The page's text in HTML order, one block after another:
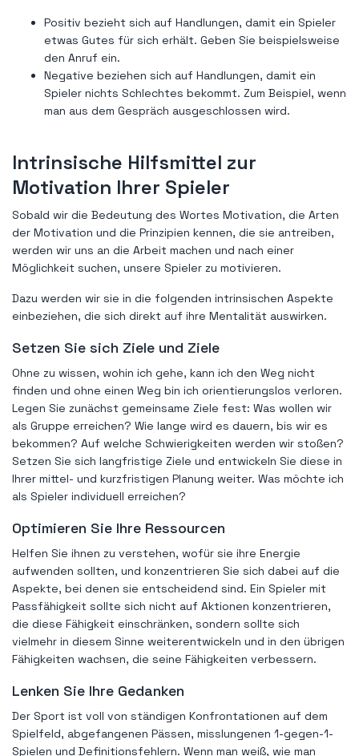
Positiv bezieht sich auf Handlungen, damit ein Spieler
etwas Gutes für sich erhält. Geben Sie beispielsweise
den Anruf ein.
Negative beziehen sich auf Handlungen, damit ein
Spieler nichts Schlechtes bekommt. Zum Beispiel, wenn
man aus dem Gespräch ausgeschlossen wird.
Intrinsische Hilfsmittel zur
Motivation Ihrer Spieler
Sobald wir die Bedeutung des Wortes Motivation, die Arten
der Motivation und die Prinzipien kennen, die sie antreiben,
werden wir uns an die Arbeit machen und nach einer
Möglichkeit suchen, unsere Spieler zu motivieren.
Dazu werden wir sie in die folgenden intrinsischen Aspekte
einbeziehen, die sich direkt auf ihre Mentalität auswirken.
Setzen Sie sich Ziele und Ziele
Ohne zu wissen, wohin ich gehe, kann ich den Weg nicht
finden und ohne einen Weg bin ich orientierungslos verloren.
Legen Sie zunächst gemeinsame Ziele fest: Was wollen wir
als Gruppe erreichen? Wie lange wird es dauern, bis wir es
bekommen? Auf welche Schwierigkeiten werden wir stoßen?
Setzen Sie sich langfristige Ziele und entwickeln Sie diese in
Ihrer mittel- und kurzfristigen Planung weiter. Was möchte ich
als Spieler individuell erreichen?
Optimieren Sie Ihre Ressourcen
Helfen Sie ihnen zu verstehen, wofür sie ihre Energie
aufwenden sollten, und konzentrieren Sie sich dabei auf die
Aspekte, bei denen sie entscheidend sind. Ein Spieler mit
Passfähigkeit sollte sich nicht auf Aktionen konzentrieren,
die diese Fähigkeit einschränken, sondern sollte sich
vielmehr in diesem Sinne weiterentwickeln und in den übrigen
Fähigkeiten wachsen, die seine Fähigkeiten verbessern.
Lenken Sie Ihre Gedanken
Der Sport ist voll von ständigen Konfrontationen auf dem
Spielfeld, abgefangenen Pässen, misslungenen 1-gegen-1-
Spielen und Definitionsfehlern. Wenn man weiß, wie man